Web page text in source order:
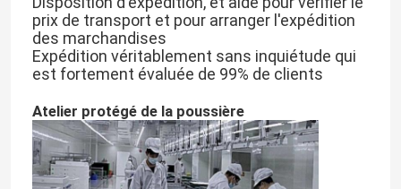
prix de transport et pour arranger l'expédition
des marchandises
Expédition véritablement sans inquiétude qui
est fortement évaluée de 99% de clients
Atelier protégé de la poussière